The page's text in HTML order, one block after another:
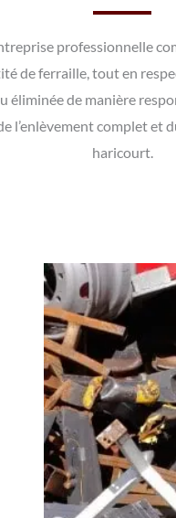
professionnelle
ferraille, tout en
de manière
l’enlèvement complet
haricourt.